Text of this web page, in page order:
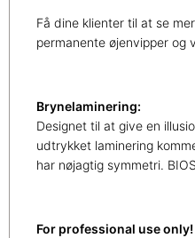
Få dine klienter til at se
permanente øjenvipper og
Brynelaminering:
Designet til at give en
udtrykket laminering
har nøjagtig symmetri.
For professional use only!